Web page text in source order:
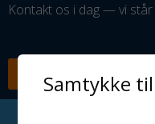
Kontakt os i dag — vi
RING NU
Samtykke